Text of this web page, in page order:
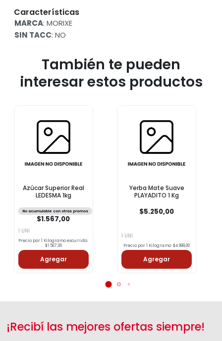
Características
MARCA: MORIXE
SIN TACC: NO
También te pueden
interesar estos productos
Azúcar Superior Real
LEDESMA 1kg
No acumulable con otras promos
$1.567,00
1 UNI
Precio por 1 Kilogramo escurrido:
$1.567,00
Agregar
Yerba Mate Suave
PLAYADITO 1 Kg
$5.250,00
1 UNI
Precio por 1 Kilogramo: $4.999,00
Agregar
¡Recibí las mejores ofertas siempre!